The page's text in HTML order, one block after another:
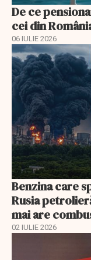
De ce
cei din
06 IULIE 2026
Benzina care
Rusia
mai are
02 IULIE 2026